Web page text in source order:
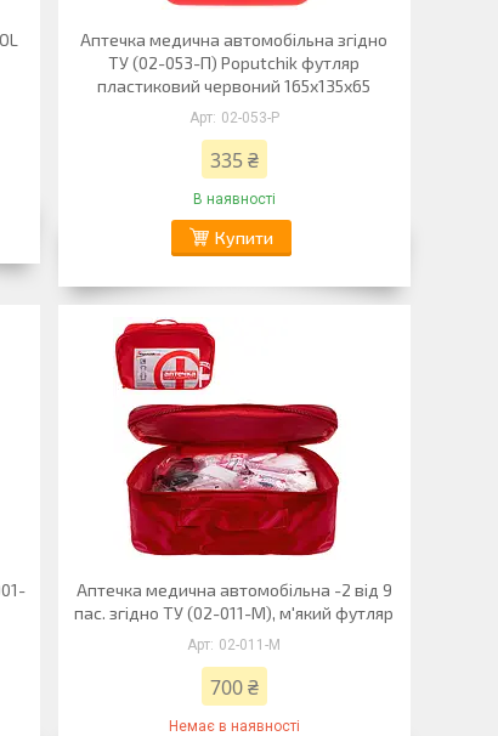
Аптечка медична автомобільна згідно
ТУ (02-053-П) Poputchik футляр
пластиковий червоний 165х135х65
02-053-P
335 ₴
В наявності
Купити
Аптечка медична автомобiльна -2 вiд 9
пас. згiдно ТУ (02-011-М), м'який футляр
02-011-M
700 ₴
Немає в наявності